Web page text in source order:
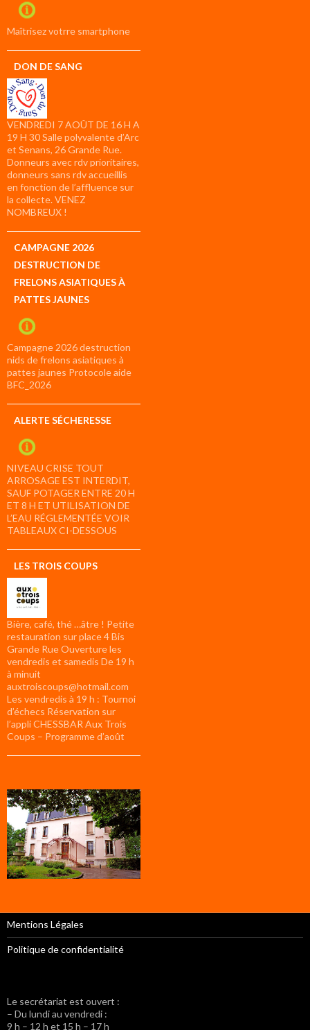
compte
Maîtrisez votrre smartphone
DON DE SANG
VENDREDI 7 AOÛT DE 16 H A
19 H 30 Salle polyvalente d’Arc
et Senans, 26 Grande Rue.
Donneurs avec rdv prioritaires,
donneurs sans rdv accueillis
en fonction de l’affluence sur
la collecte. VENEZ
NOMBREUX !
CAMPAGNE 2026
DESTRUCTION DE
FRELONS ASIATIQUES À
PATTES JAUNES
Campagne 2026 destruction
nids de frelons asiatiques à
pattes jaunes Protocole aide
BFC_2026
ALERTE SÉCHERESSE
NIVEAU CRISE TOUT
ARROSAGE EST INTERDIT,
SAUF POTAGER ENTRE 20 H
ET 8 H ET UTILISATION DE
L’EAU RÉGLEMENTÉE VOIR
TABLEAUX CI-DESSOUS
LES TROIS COUPS
Bière, café, thé …âtre ! Petite
restauration sur place 4 Bis
Grande Rue Ouverture les
vendredis et samedis De 19 h
à minuit
auxtroiscoups@hotmail.com
Les vendredis à 19 h : Tournoi
d’échecs Réservation sur
l’appli CHESSBAR Aux Trois
Coups – Programme d’août
Mentions Légales
Politique de confidentialité
Le secrétariat est ouvert :
– Du lundi au vendredi :
9 h – 12 h et 15 h – 17 h